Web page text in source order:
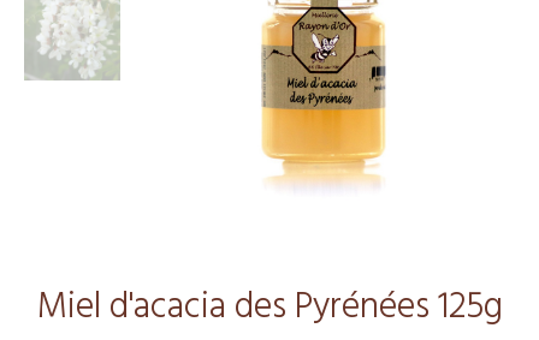
Miel d'acacia des Pyrénées 125g